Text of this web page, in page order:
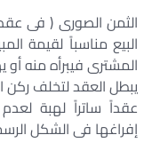
الثمن الصورى ( فى
البيع مناسباً لقيمة
المشترى فيبرأه منه
يبطل العقد لتخلف ركن
عقداً ساتراً لهبة
إفراغها فى الشكل